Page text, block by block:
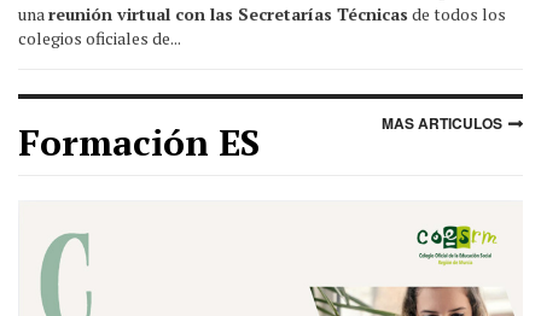
una reunión virtual con las Secretarías Técnicas de todos los
colegios oficiales de...
Formación ES MAS ARTICULOS